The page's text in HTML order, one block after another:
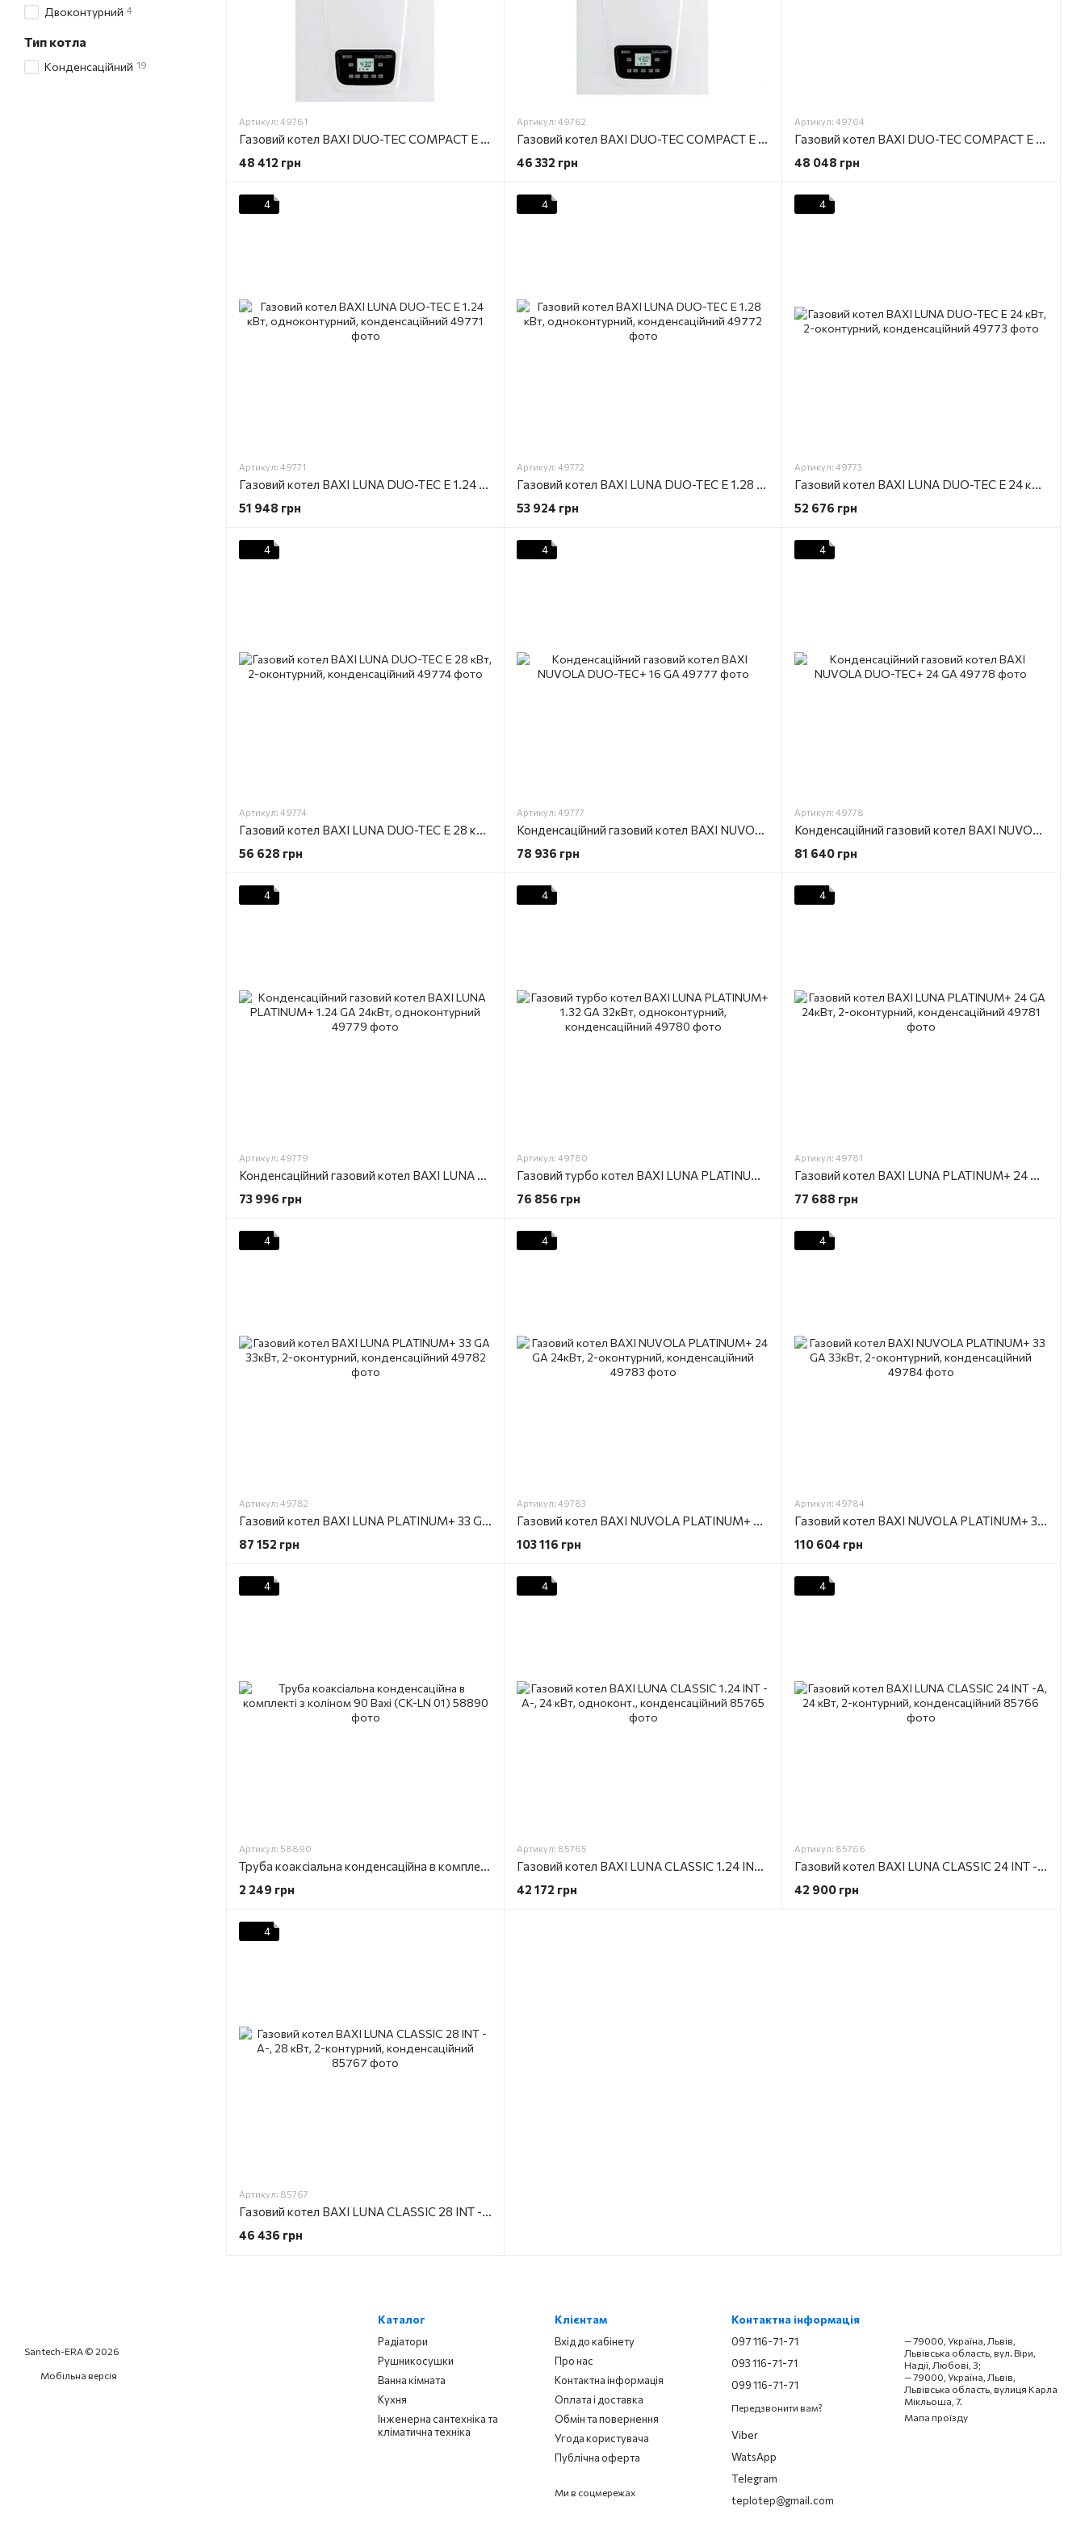
Артикул: 49761
Газовий котел BAXI DUO-TEC COMPACT Е 1.24, 24кВт, одноконтурний, конденсаційний
48 412 грн
Артикул: 49762
Газовий котел BAXI DUO-TEC COMPACT Е 20 кВт, 2-оконтурний, конденсаційний
46 332 грн
Артикул: 49764
Газовий котел BAXI DUO-TEC COMPACT Е 28 кВт, 2-оконтурний, конденсаційний
48 048 грн
4
Артикул: 49771
Газовий котел BAXI LUNA DUO-TEC Е 1.24 кВт, одноконтурний, конденсаційний
51 948 грн
4
Артикул: 49772
Газовий котел BAXI LUNA DUO-TEC Е 1.28 кВт, одноконтурний, конденсаційний
53 924 грн
4
Артикул: 49773
Газовий котел BAXI LUNA DUO-TEC Е 24 кВт, 2-оконтурний, конденсаційний
52 676 грн
4
Артикул: 49774
Газовий котел BAXI LUNA DUO-TEC Е 28 кВт, 2-оконтурний, конденсаційний
56 628 грн
4
Артикул: 49777
Конденсаційний газовий котел BAXI NUVOLA DUO-TEC+ 16 GA
78 936 грн
4
Артикул: 49778
Конденсаційний газовий котел BAXI NUVOLA DUO-TEC+ 24 GA
81 640 грн
4
Артикул: 49779
Конденсаційний газовий котел BAXI LUNA PLATINUM+ 1.24 GA 24кВт, одноконтурний
73 996 грн
4
Артикул: 49780
Газовий турбо котел BAXI LUNA PLATINUM+ 1.32 GA 32кВт, одноконтурний, конденсаційний
76 856 грн
4
Артикул: 49781
Газовий котел BAXI LUNA PLATINUM+ 24 GA 24кВт, 2-оконтурний, конденсаційний
77 688 грн
4
Артикул: 49782
Газовий котел BAXI LUNA PLATINUM+ 33 GA 33кВт, 2-оконтурний, конденсаційний
87 152 грн
4
Артикул: 49783
Газовий котел BAXI NUVOLA PLATINUM+ 24 GA 24кВт, 2-оконтурний, конденсаційний
103 116 грн
4
Артикул: 49784
Газовий котел BAXI NUVOLA PLATINUM+ 33 GA 33кВт, 2-оконтурний, конденсаційний
110 604 грн
4
Артикул: 58890
Труба коаксіальна конденсаційна в комплекті з коліном 90 Baxi (CK-LN 01)
2 249 грн
4
Артикул: 85765
Газовий котел BAXI LUNA CLASSIC 1.24 INT -A-, 24 кВт, одноконт., конденсаційний
42 172 грн
4
Артикул: 85766
Газовий котел BAXI LUNA CLASSIC 24 INT -A, 24 кВт, 2-контурний, конденсаційний
42 900 грн
4
Артикул: 85767
Газовий котел BAXI LUNA CLASSIC 28 INT -A-, 28 кВт, 2-контурний, конденсаційний
46 436 грн
Двоконтурний 4
Тип котла
Конденсаційний 19
Santech-ERA © 2026
Мобільна версія
Каталог
Радіатори
Рушникосушки
Ванна кімната
Кухня
Інженерна сантехніка та
кліматична техніка
Клієнтам
Вхід до кабінету
Про нас
Контактна інформація
Оплата і доставка
Обмін та повернення
Угода користувача
Публічна оферта
Ми в соцмережах
Контактна інформація
097 116-71-71
093 116-71-71
099 116-71-71
Передзвонити вам?
Viber
WatsApp
Telegram
teplotep@gmail.com
— 79000, Україна, Львів,
Львівська область, вул. Віри,
Надії, Любові, 3;
— 79000, Україна, Львів,
Львівська область, вулиця Карла
Мікльоша, 7.
Мапа проїзду